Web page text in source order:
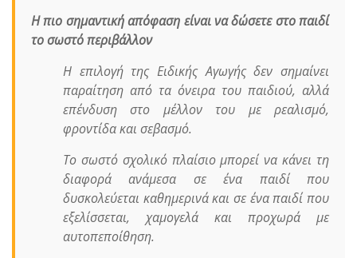
Η πιο σημαντική απόφαση είναι να δώσετε στο παιδί
το σωστό περιβάλλον
Η επιλογή της Ειδικής Αγωγής δεν σημαίνει
παραίτηση από τα όνειρα του παιδιού, αλλά
επένδυση στο μέλλον του με ρεαλισμό,
φροντίδα και σεβασμό.
Το σωστό σχολικό πλαίσιο μπορεί να κάνει τη
διαφορά ανάμεσα σε ένα παιδί που
δυσκολεύεται καθημερινά και σε ένα παιδί που
εξελίσσεται, χαμογελά και προχωρά με
αυτοπεποίθηση.